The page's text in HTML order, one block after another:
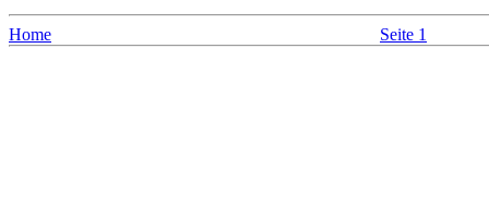
Home Seite 1